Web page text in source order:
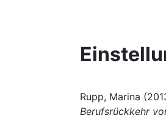
Rupp, Marina
Berufsrückkehr